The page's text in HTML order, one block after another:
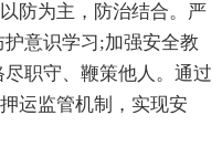
防为主，防治结合。严
意识学习;加强安全教
职守、鞭策他人。通过
运监管机制，实现安